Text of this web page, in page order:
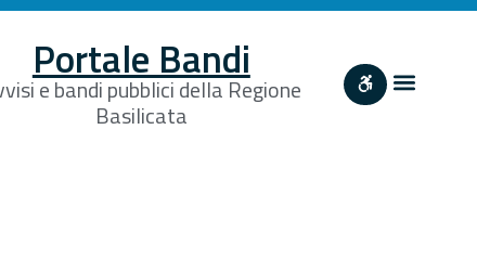
Portale Bandi
e bandi pubblici della Regione
Basilicata